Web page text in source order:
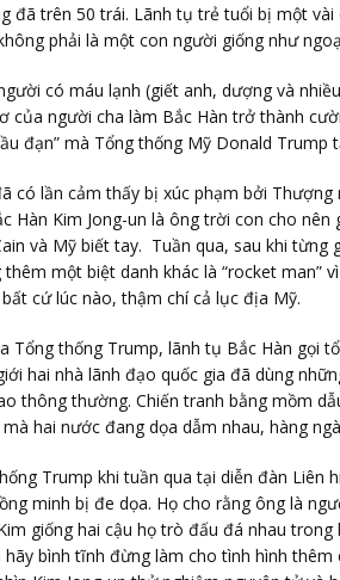
đã trên 50 trái. Lãnh tụ trẻ tuổi bị một
phải là một con người giống như
có máu lạnh (giết anh, dượng và
của người cha làm Bắc Hàn trở thành
đạn” mà Tổng thống Mỹ Donald Trump
có lần cảm thấy bị xúc phạm bởi Thượng
Hàn Kim Jong-un là ông trời con cho
và Mỹ biết tay. Tuần qua, sau khi từng
một biệt danh khác là “rocket man”
cứ lúc nào, thậm chí cả lục địa Mỹ.
thống Trump, lãnh tụ Bắc Hàn gọi
hai nhà lãnh đạo quốc gia đã dùng
thông thường. Chiến tranh bằng mồm
hai nước đang dọa dẫm nhau, hàng
Trump khi tuần qua tại diễn đàn Liên
minh bị đe dọa. Họ cho rằng ông là
giống hai cậu họ trò đấu đá nhau
bình tĩnh đừng làm cho tình hình